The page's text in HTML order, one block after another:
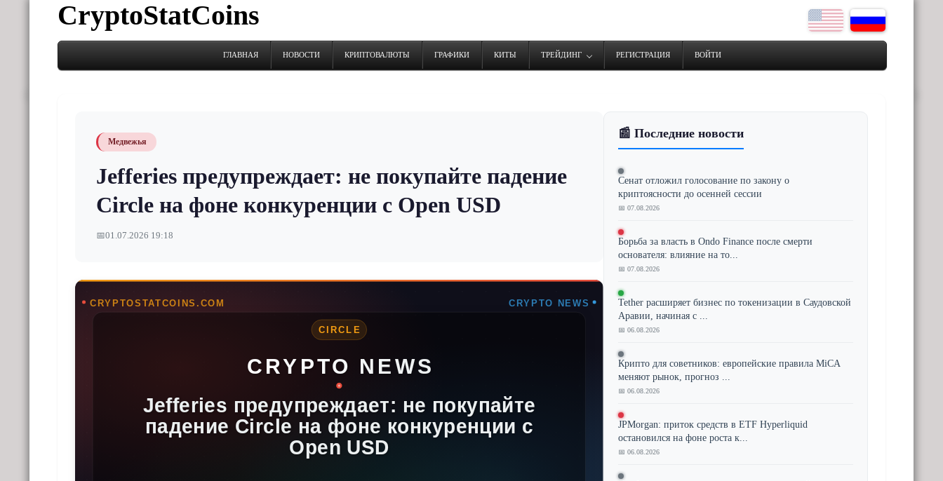
CryptoStatCoins
ГЛАВНАЯ НОВОСТИ КРИПТОВАЛЮТЫ ГРАФИКИ КИТЫ ТРЕЙДИНГ РЕГИСТРАЦИЯ ВОЙТИ
Медвежья
Jefferies предупреждает: не покупайте падение
Circle на фоне конкуренции с Open USD
📅01.07.2026 19:18
📰 Последние новости
Сенат отложил голосование по закону о
криптоясности до осенней сессии
📅 07.08.2026
Борьба за власть в Ondo Finance после смерти
основателя: влияние на то...
📅 07.08.2026
Tether расширяет бизнес по токенизации в Саудовской
Аравии, начиная с ...
📅 06.08.2026
Крипто для советников: европейские правила MiCA
меняют рынок, прогноз ...
📅 06.08.2026
JPMorgan: приток средств в ETF Hyperliquid
остановился на фоне роста к...
📅 06.08.2026